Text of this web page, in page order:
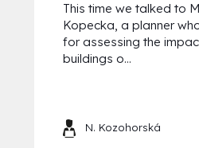
This time we talked to
Kopecka, a planner
for assessing the
buildings o...
N. Kozohorská